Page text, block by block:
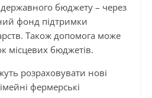
бюджету – через
фонд підтримки
Також допомога може
місцевих бюджетів.
розраховувати нові
фермерські